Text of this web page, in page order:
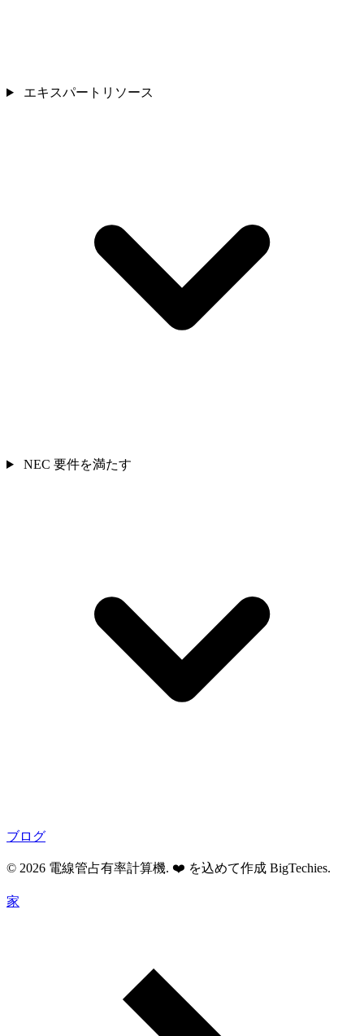
エキスパートリソース
NEC 要件を満たす
ブログ
© 2026 電線管占有率計算機. ❤️ を込めて作成 BigTechies.
家